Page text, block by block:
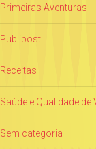
Primeiras Aventuras
Publipost
Receitas
Saúde e Qualidade de
Sem categoria